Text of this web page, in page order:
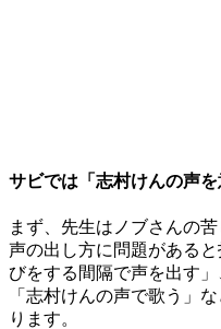
サビでは「志村けんの声
まず、先生はノブさんの
声の出し方に問題がある
びをする間隔で声を出す
「志村けんの声で歌う」
ります。